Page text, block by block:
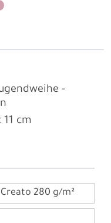
-
11 cm
280 g/m²